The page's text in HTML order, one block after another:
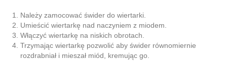
Należy zamocować świder do wiertarki.
Umieścić wiertarkę nad naczyniem z miodem.
Włączyć wiertarkę na niskich obrotach.
Trzymając wiertarkę pozwolić aby świder równomiernie
rozdrabniał i mieszał miód, kremując go.